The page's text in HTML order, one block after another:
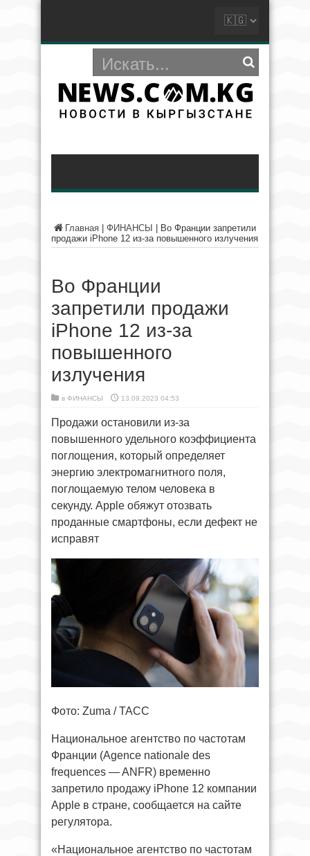
Главная ФИНАНСЫ
Во Франции запретили
продажи iPhone 12 из-за повышенного излучения
Во Франции
запретили продажи
iPhone 12 из-за
повышенного
излучения
в ФИНАНСЫ 13.09.2023 04:53
Продажи остановили из-за
повышенного удельного коэффициента
поглощения, который определяет
энергию электромагнитного поля,
поглощаемую телом человека в
секунду. Apple обяжут отозвать
проданные смартфоны, если дефект не
исправят
Фото: Zuma / ТАСС
Национальное агентство по частотам
Франции (Agence nationale des
frequences — ANFR) временно
запретило продажу iPhone 12 компании
Apple в стране, сообщается на сайте
регулятора.
«Национальное агентство по частотам